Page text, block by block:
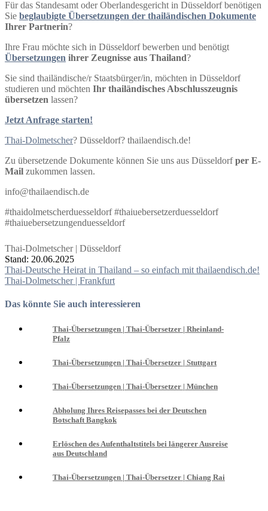
Für das Standesamt oder Oberlandesgericht in Düsseldorf benötigen
Sie beglaubigte Übersetzungen der thailändischen Dokumente
Ihrer Partnerin?
Ihre Frau möchte sich in Düsseldorf bewerben und benötigt
Übersetzungen ihrer Zeugnisse aus Thailand?
Sie sind thailändische/r Staatsbürger/in, möchten in Düsseldorf
studieren und möchten Ihr thailändisches Abschlusszeugnis
übersetzen lassen?
Jetzt Anfrage starten!
Thai-Dolmetscher? Düsseldorf? thailaendisch.de!
Zu übersetzende Dokumente können Sie uns aus Düsseldorfper E-
Mail zukommen lassen.
info@thailaendisch.de
#thaidolmetscherduesseldorf #thaiuebersetzerduesseldorf
#thaiuebersetzungenduesseldorf
Thai-Dolmetscher | Düsseldorf
Stand: 20.06.2025
Beitragsnavigation
Thai-Deutsche Heirat in Thailand – so einfach mit thailaendisch.de!
Thai-Dolmetscher | Frankfurt
Das könnte Sie auch interessieren
Thai-Übersetzungen | Thai-Übersetzer | Rheinland-
Pfalz
Thai-Übersetzungen | Thai-Übersetzer | Stuttgart
Thai-Übersetzungen | Thai-Übersetzer | München
Abholung Ihres Reisepasses bei der Deutschen
Botschaft Bangkok
Erlöschen des Aufenthaltstitels bei längerer Ausreise
aus Deutschland
Thai-Übersetzungen | Thai-Übersetzer | Chiang Rai